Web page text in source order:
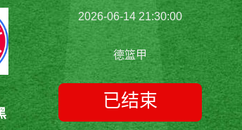
2026-06-14 21:30:00
德篮甲
已结束